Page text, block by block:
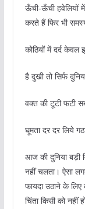
ऊँची-ऊँची हवेलियों
करते हैं फिर भी
कोठियों में दर्द केवल
है दुखी तो सिर्फ
वक्त की टूटी फटी
घूमता दर दर लिये
आज की दुनिया बड़ी
नहीं चलता। ऐसा
फायदा उठाने के
चिंता किसी को नहीं